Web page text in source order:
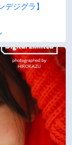
ジグラ】